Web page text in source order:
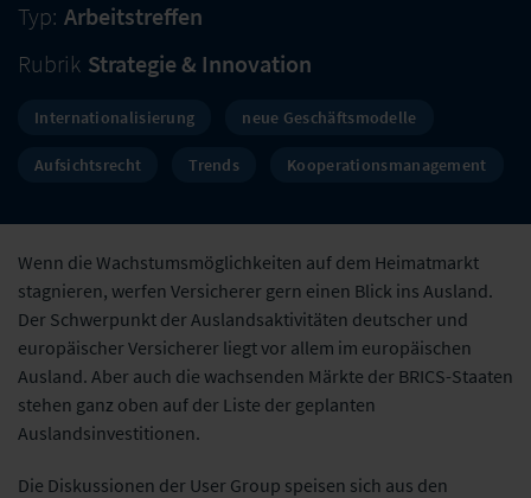
Typ: Arbeitstreffen
Rubrik Strategie & Innovation
Internationalisierung neue Geschäftsmodelle
Aufsichtsrecht Trends Kooperationsmanagement
Wenn die Wachstumsmöglichkeiten auf dem Heimatmarkt
stagnieren, werfen Versicherer gern einen Blick ins Ausland.
Der Schwerpunkt der Auslandsaktivitäten deutscher und
europäischer Versicherer liegt vor allem im europäischen
Ausland. Aber auch die wachsenden Märkte der BRICS-Staaten
stehen ganz oben auf der Liste der geplanten
Auslandsinvestitionen.
Die Diskussionen der User Group speisen sich aus den